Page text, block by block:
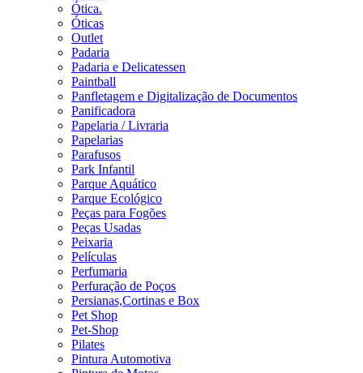
Ótica.
Óticas
Outlet
Padaria
Padaria e Delicatessen
Paintball
Panfletagem e Digitalização de Documentos
Panificadora
Papelaria / Livraria
Papelarias
Parafusos
Park Infantil
Parque Aquático
Parque Ecológico
Peças para Fogões
Peças Usadas
Peixaria
Películas
Perfumaria
Perfuração de Poços
Persianas,Cortinas e Box
Pet Shop
Pet-Shop
Pilates
Pintura Automotiva